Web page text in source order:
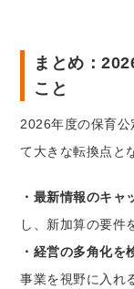
まとめ：
こと
2026年度の保育公
て大きな転換点と
・最新情報のキャ
し、新加算の要件
・経営の多角化を
事業を視野に入れ